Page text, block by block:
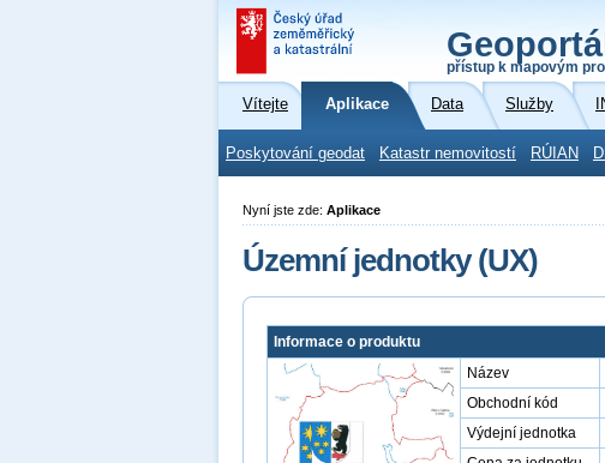
přístup k mapovým
Vítejte Aplikace Data Služby
Poskytování geodat Katastr nemovitostí RÚIAN
Nyní jste zde: Aplikace
Územní jednotky (UX)
Informace o produktu
Název
Obchodní kód
Výdejní jednotka